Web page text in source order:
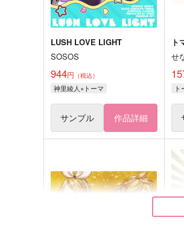
LUSH LOVE LIGHT
SOSOS
944円 （税込）
神里綾人×トーマ
サンプル 作品詳細
ト
せ